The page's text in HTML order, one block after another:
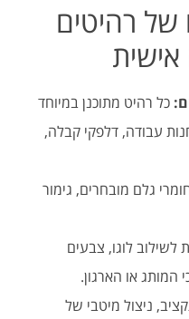
של רהיטים
כל רהיט מתוכנן במיוחד
עבודה, דלפקי קבלה,
גלם מובחרים, גימור
לשילוב לוגו, צבעים
המותג או הארגון.
ניצול מיטבי של